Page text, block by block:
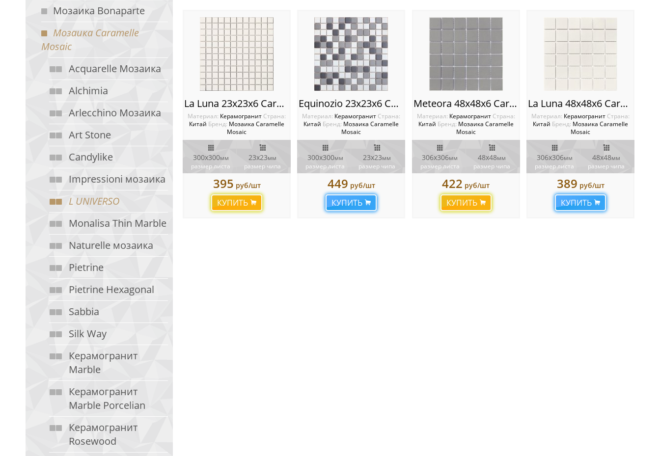
Мозаика Bonaparte
Мозаика Caramelle
Mosaic
Acquarelle Мозаика
Alchimia
Arlecchino Мозаика
Art Stone
Candylike
Impressioni мозаика
L UNIVERSO
Monalisa Thin Marble
Naturelle мозаика
Pietrine
Pietrine Hexagonal
Sabbia
Silk Way
Керамогранит
Marble
Керамогранит
Marble Porcelian
Керамогранит
Rosewood
La Luna 23х23х6 Caramelle mosaic L’Universo
Материал: Керамогранит Cтрана:
Китай Бренд: Мозаика Caramelle
Mosaic
300x300мм
размер листа
23x23мм
размер чипа
395 руб/шт
КУПИТЬ
Equinozio 23х23х6 Caramelle mosaic L’Universo
Материал: Керамогранит Cтрана:
Китай Бренд: Мозаика Caramelle
Mosaic
300x300мм
размер листа
23x23мм
размер чипа
449 руб/шт
КУПИТЬ
Meteora 48х48х6 Caramelle mosaic L’Universo
Материал: Керамогранит Cтрана:
Китай Бренд: Мозаика Caramelle
Mosaic
306х306мм
размер листа
48х48мм
размер чипа
422 руб/шт
КУПИТЬ
La Luna 48х48х6 Caramelle mosaic L’Universo
Материал: Керамогранит Cтрана:
Китай Бренд: Мозаика Caramelle
Mosaic
306х306мм
размер листа
48х48мм
размер чипа
389 руб/шт
КУПИТЬ